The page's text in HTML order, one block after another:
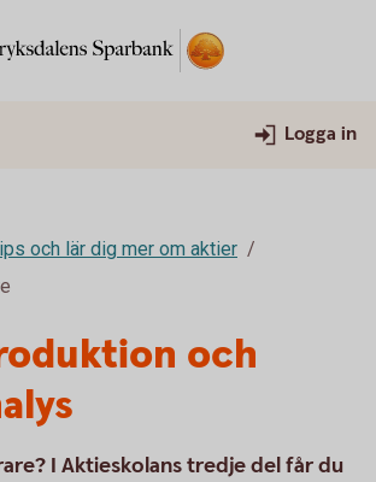
Logga in
och lär dig mer om aktier
och
I Aktieskolans tredje del får du